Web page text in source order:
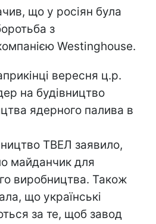
що у росіян була
з
Westinghouse.
вересня ц.р.
на будівництво
ядерного палива в
ТВЕЛ заявило,
майданчик для
виробництва. Також
що українські
за те, щоб завод